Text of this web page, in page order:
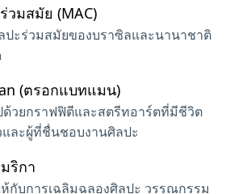
มสมัย (MAC)
ะร่วมสมัยของบราซิลและนานาชาติ
(ตรอกแบทแมน)
วยกราฟฟิตีและสตรีทอาร์ตที่มีชีวิต
และผู้ที่ชื่นชอบงานศิลปะ
ริกา
บการเฉลิมฉลองศิลปะ วรรณกรรม